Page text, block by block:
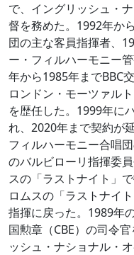
で、イングリッシュ・
督を務めた。1992年か
団の主な客員指揮者、
ー・フィルハーモニー
年から1985年までBBC
ロンドン・モーツァル
を歴任した。1999年に
れ、2020年まで契約が
フィルハーモニー合唱
のバルビローリ指揮委
スの「ラストナイト」
ロムスの「ラストナイ
指揮に戻った。1989年
国勲章（CBE）の司令
ッシュ・ナショナル・